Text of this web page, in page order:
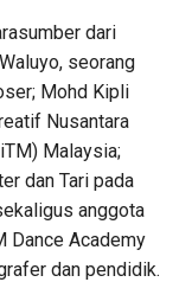
dari
seorang
Mohd Kipli
Nusantara
Malaysia;
dan Tari pada
anggota
Dance Academy
dan pendidik.